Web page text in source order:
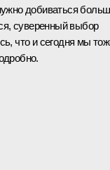
добиваться
суверенный выбор
что и сегодня мы